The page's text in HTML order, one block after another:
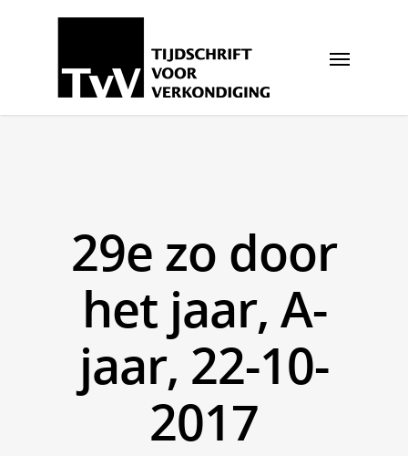
29e zo door
het jaar, A-
jaar, 22-10-
2017